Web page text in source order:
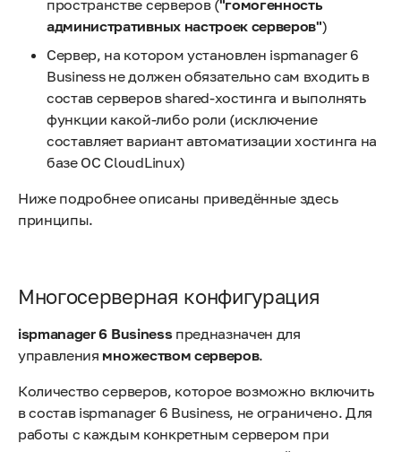
пространстве серверов ("гомогенность
административных настроек серверов")
Сервер, на котором установлен ispmanager 6
Business не должен обязательно сам входить в
состав серверов shared-хостинга и выполнять
функции какой-либо роли (исключение
составляет вариант автоматизации хостинга на
базе ОС CloudLinux)
Ниже подробнее описаны приведённые здесь
принципы.
Многосерверная конфигурация
ispmanager 6 Businessпредназначен для
управления множеством серверов.
Количество серверов, которое возможно включить
в состав ispmanager 6 Business, не ограничено. Для
работы с каждым конкретным сервером при